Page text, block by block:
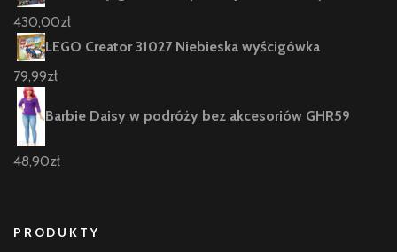
430,00zł
LEGO Creator 31027 Niebieska wyścigówka
79,99zł
Barbie Daisy w podróży bez akcesoriów GHR59
48,90zł
PRODUKTY